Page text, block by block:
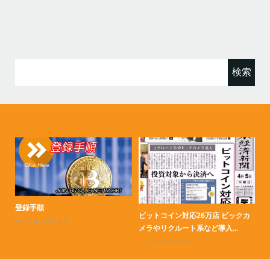
登録手順
インフォメーション
ビットコイン対応26万店 ビックカ
メラやリクルート系など導入...
インフォメーション